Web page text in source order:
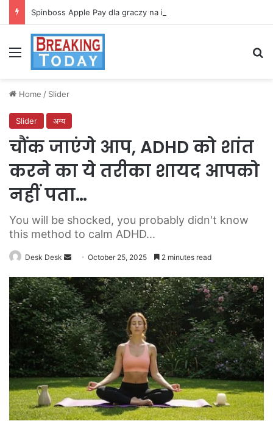
Spinboss Apple Pay dla graczy na iPhone
Menu
Home / Slider
Slider अन्य
चौंक जाएंगे आप, ADHD को शांत
करने का ये तरीका शायद आपको
नहीं पता…
You will be shocked, you probably didn't know
this method to calm ADHD...
Desk Desk
Send
email
October 25, 2025 2 minutes read